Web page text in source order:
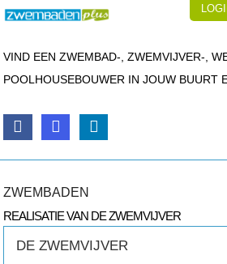
VIND EEN ZWEMBAD-, ZWEMVIJVER-,
POOLHOUSEBOUWER IN JOUW BUURT
ZWEMBADEN
REALISATIE VAN DE ZWEMVIJVER
DE ZWEMVIJVER